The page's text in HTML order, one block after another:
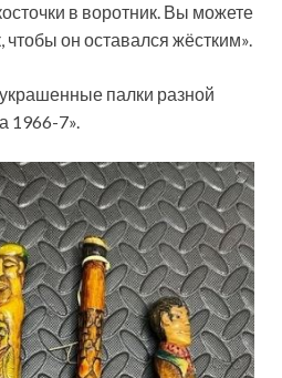
в воротник. Вы можете
чтобы он оставался жёстким».
украшенные палки разной
1966-7».